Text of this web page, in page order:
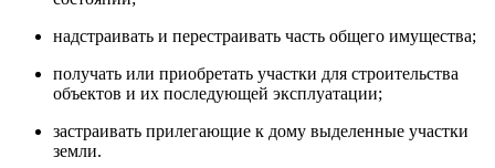
надстраивать и перестраивать часть общего имущества;
получать или приобретать участки для строительства
объектов и их последующей эксплуатации;
застраивать прилегающие к дому выделенные участки
земли.